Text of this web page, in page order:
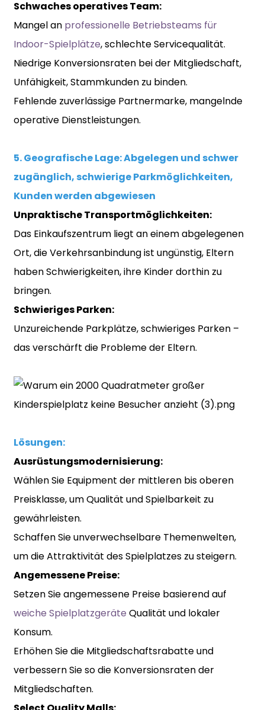
Schwaches operatives Team:
Mangel an professionelle Betriebsteams für
Indoor-Spielplätze, schlechte Servicequalität.
Niedrige Konversionsraten bei der Mitgliedschaft,
Unfähigkeit, Stammkunden zu binden.
Fehlende zuverlässige Partnermarke, mangelnde
operative Dienstleistungen.
5. Geografische Lage: Abgelegen und schwer
zugänglich, schwierige Parkmöglichkeiten,
Kunden werden abgewiesen
Unpraktische Transportmöglichkeiten:
Das Einkaufszentrum liegt an einem abgelegenen
Ort, die Verkehrsanbindung ist ungünstig, Eltern
haben Schwierigkeiten, ihre Kinder dorthin zu
bringen.
Schwieriges Parken:
Unzureichende Parkplätze, schwieriges Parken –
das verschärft die Probleme der Eltern.
Lösungen:
Ausrüstungsmodernisierung:
Wählen Sie Equipment der mittleren bis oberen
Preisklasse, um Qualität und Spielbarkeit zu
gewährleisten.
Schaffen Sie unverwechselbare Themenwelten,
um die Attraktivität des Spielplatzes zu steigern.
Angemessene Preise:
Setzen Sie angemessene Preise basierend auf
weiche Spielplatzgeräte Qualität und lokaler
Konsum.
Erhöhen Sie die Mitgliedschaftsrabatte und
verbessern Sie so die Konversionsraten der
Mitgliedschaften.